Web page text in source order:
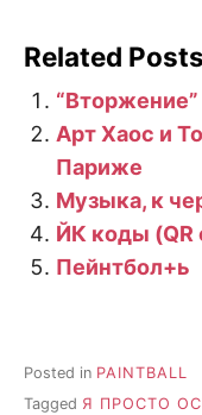
Related
Арт Хаос и
Париже
Музыка, к
ЙК коды (QR
Пейнтбол+ь
Posted in PAINTBALL
Tagged Я ПРОСТО